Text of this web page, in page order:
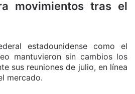
movimientos tras el
estadounidense como el
mantuvieron sin cambios los
sus reuniones de julio, en línea
mercado.